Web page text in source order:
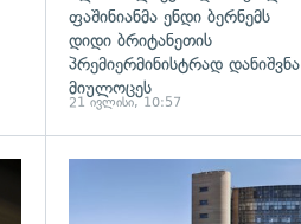
ფაშინიანმა ენდი ბერნემს
დიდი ბრიტანეთის
პრემიერმინისტრად დანიშვნა
მიულოცეს
21 ივლისი, 10:57